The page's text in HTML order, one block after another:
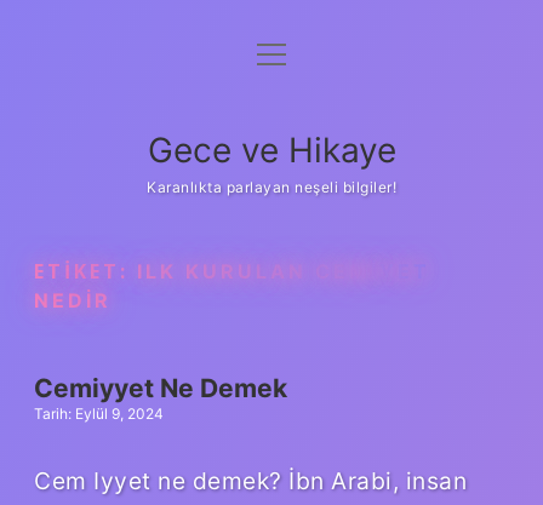
Anasayfa
Yasal Uyarı
menüyü
Gece ve Hikaye
Karanlıkta parlayan neşeli bilgiler!
ETIKET: ILK KURULAN CEMIYET
NEDIR
Cemiyyet Ne Demek
Tarih: Eylül 9, 2024
Cem Iyyet ne demek? İbn Arabi, insan